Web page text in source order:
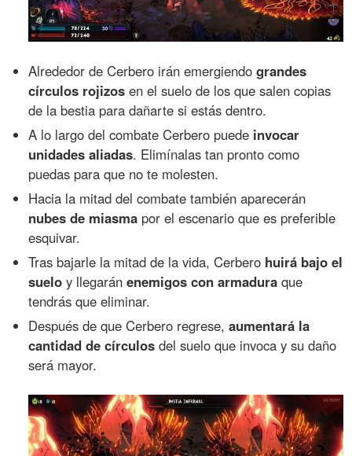
Alrededor de Cerbero irán emergiendograndes
círculos rojizos en el suelo de los que salen copias
de la bestia para dañarte si estás dentro.
A lo largo del combate Cerbero puede invocar
unidades aliadas. Elimínalas tan pronto como
puedas para que no te molesten.
Hacia la mitad del combate también aparecerán
nubes de miasma por el escenario que es preferible
esquivar.
Tras bajarle la mitad de la vida, Cerbero huirá bajo el
suelo y llegaránenemigos con armadura que
tendrás que eliminar.
Después de que Cerbero regrese,aumentará la
cantidad de círculos del suelo que invoca y su daño
será mayor.